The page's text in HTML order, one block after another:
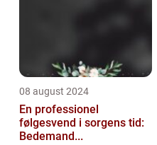
08 august 2024
En professionel
følgesvend i sorgens tid:
Bedemand...